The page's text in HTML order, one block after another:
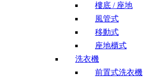
樓底 / 座地
風管式
移動式
座地櫃式
洗衣機
前置式洗衣機